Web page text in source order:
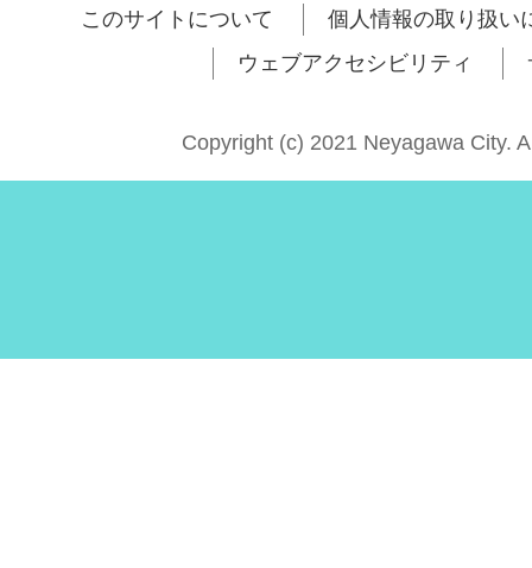
このサイトについて
個人情報の取り扱い
ウェブアクセシビリティ
Copyright (c) 2021 Neyagawa City.